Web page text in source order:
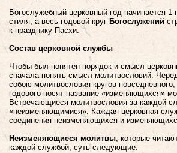
Богослужебный церковный год начинается 1-
стиля, а весь годовой круг Богослужений
к празднику Пасхи.
Состав церковной службы
Чтобы был понятен порядок и смысл
сначала понять смысл молитвословий.
собою молитвословия кругов
годового носят название «изменяющихся»
Встречающиеся молитвословия за каждой
«неизменяющимися». Каждая церковная
соединения неизменяющихся и
Неизменяющиеся молитвы, которые
каждой службой, суть следующие: